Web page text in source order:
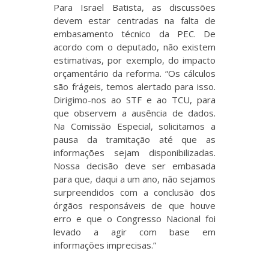
Para Israel Batista, as discussões
devem estar centradas na falta de
embasamento técnico da PEC. De
acordo com o deputado, não existem
estimativas, por exemplo, do impacto
orçamentário da reforma. “Os cálculos
são frágeis, temos alertado para isso.
Dirigimo-nos ao STF e ao TCU, para
que observem a ausência de dados.
Na Comissão Especial, solicitamos a
pausa da tramitação até que as
informações sejam disponibilizadas.
Nossa decisão deve ser embasada
para que, daqui a um ano, não sejamos
surpreendidos com a conclusão dos
órgãos responsáveis de que houve
erro e que o Congresso Nacional foi
levado a agir com base em
informações imprecisas.”